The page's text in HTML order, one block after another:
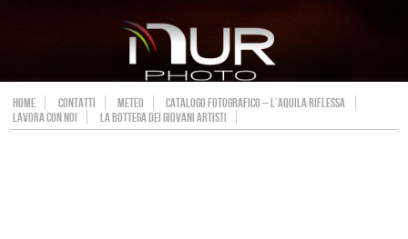
HOME CONTATTI METEO
CATALOGO FOTOGRAFICO – L’AQUILA RIFLESSA
LAVORA CON NOI
LA BOTTEGA DEI GIOVANI ARTISTI